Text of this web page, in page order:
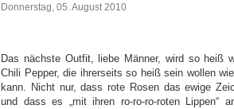
Donnerstag, 05. August 2010
Das nächste Outfit, liebe Männer, wird so heiß
Chili Pepper, die ihrerseits so heiß sein wollen
kann. Nicht nur, dass rote Rosen das ewige
und dass es „mit ihren ro-ro-ro-roten Lippen“